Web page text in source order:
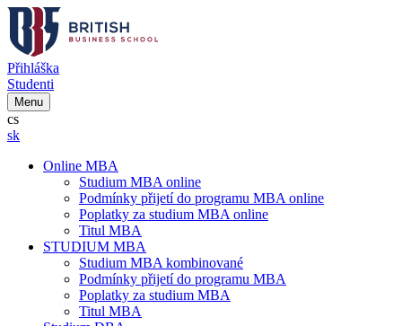
Přihláška
Studenti
Menu
cs
sk
Online MBA
Studium MBA online
Podmínky přijetí do programu MBA online
Poplatky za studium MBA online
Titul MBA
STUDIUM MBA
Studium MBA kombinované
Podmínky přijetí do programu MBA
Poplatky za studium MBA
Titul MBA